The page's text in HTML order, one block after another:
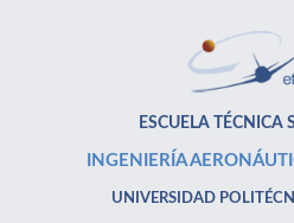
ESCUELA TÉCNICA
INGENIERÍA
UNIVERSIDAD